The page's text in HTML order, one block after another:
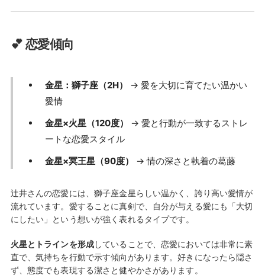
💕 恋愛傾向
金星：獅子座（2H）
→ 愛を大切に育てたい温かい
愛情
金星×火星（120度）
→ 愛と行動が一致するストレ
ートな恋愛スタイル
金星×冥王星（90度）
→ 情の深さと執着の葛藤
辻井さんの恋愛には、獅子座金星らしい温かく、誇り高い愛情が
流れています。愛することに真剣で、自分が与える愛にも「大切
にしたい」という想いが強く表れるタイプです。
火星とトラインを形成していることで、恋愛においては非常に素
直で、気持ちを行動で示す傾向があります。好きになったら隠さ
ず、態度でも表現する潔さと健やかさがあります。